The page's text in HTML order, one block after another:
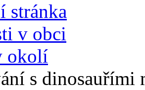
stránka
v obci
okolí
s dinosauřími